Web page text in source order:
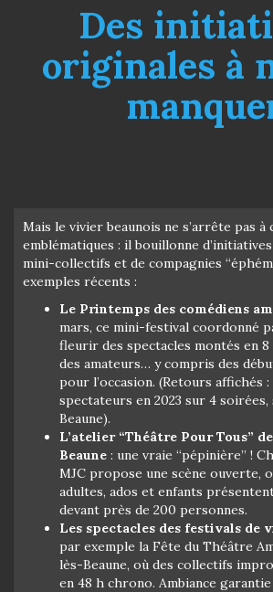
Des
originales à
Mais le vivier beaunois ne s’arrête pas à
emblématiques : il bouillonne
mini-collectifs et de compagnies
exemples récents :
Le Printemps des comédiens
mars, ce mini-festival coordonné
fleurir des spectacles montés en 8
des amateurs… y compris des
pour l’occasion. (Retours affichés
spectateurs en 2023 sur 4
Beaune).
L’atelier “Théâtre Pour Tous”
Beaune : une vraie “pépinière” !
MJC propose une scène ouverte,
adultes, ados et enfants
devant près de 200 personnes.
Les spectacles des festivals de
par exemple la Fête du Théâtre
lès-Beaune, où des collectifs
en 48 h chrono. Ambiance garantie